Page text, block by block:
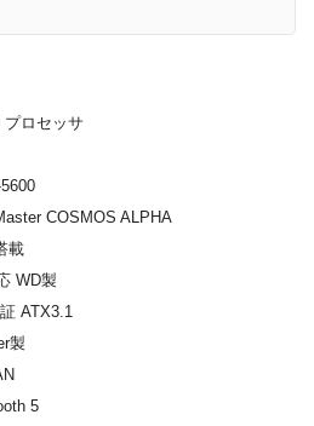
ロセッサ
COSMOS ALPHA
載
WD製
ATX3.1
製
5